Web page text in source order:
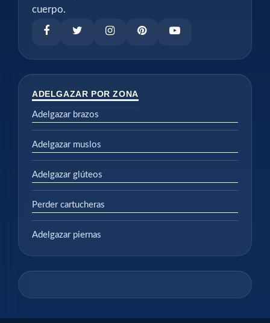
cuerpo.
ADELGAZAR POR ZONA
Adelgazar brazos
Adelgazar muslos
Adelgazar glúteos
Perder cartucheras
Adelgazar piernas